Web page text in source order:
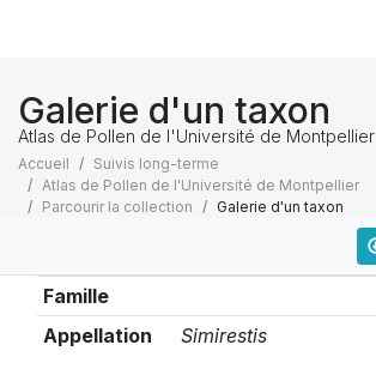
Galerie d'un taxon
Atlas de Pollen de l'Université de Montpellier
Accueil
Suivis long-terme
Atlas de Pollen de l'Université de Montpellier
Parcourir la collection
Galerie d'un taxon
Famille
Appellation
Simirestis